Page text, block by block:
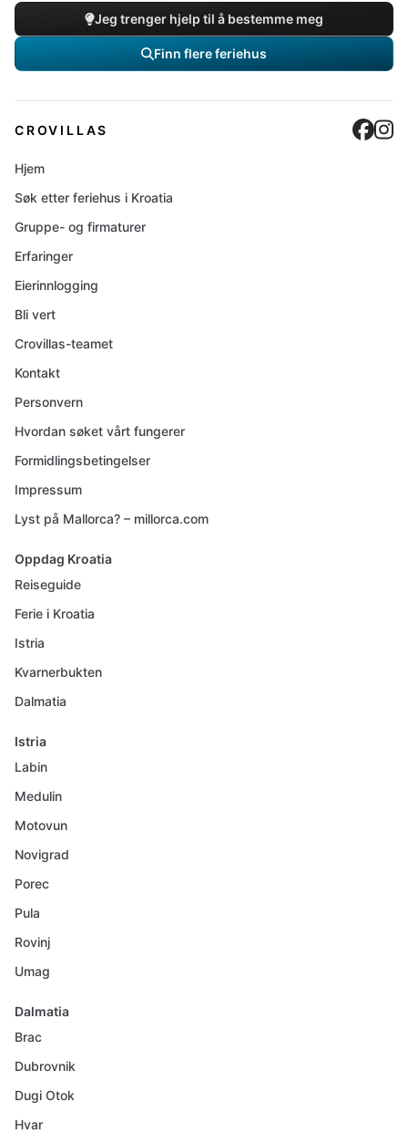
Jeg trenger hjelp til å bestemme meg
Finn flere feriehus
CROVILLAS
Hjem
Søk etter feriehus i Kroatia
Gruppe- og firmaturer
Erfaringer
Eierinnlogging
Bli vert
Crovillas-teamet
Kontakt
Personvern
Hvordan søket vårt fungerer
Formidlingsbetingelser
Impressum
Lyst på Mallorca? – millorca.com
Oppdag Kroatia
Reiseguide
Ferie i Kroatia
Istria
Kvarnerbukten
Dalmatia
Istria
Labin
Medulin
Motovun
Novigrad
Porec
Pula
Rovinj
Umag
Dalmatia
Brac
Dubrovnik
Dugi Otok
Hvar